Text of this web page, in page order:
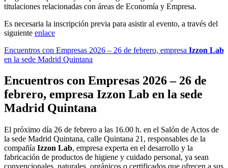
titulaciones relacionadas con áreas de Economía y Empresa.
Es necesaria la inscripción previa para asistir al evento, a través del
siguiente enlace
Encuentros con Empresas 2026 – 26 de febrero, empresa Izzon Lab
en la sede Madrid Quintana
Encuentros con Empresas 2026 – 26 de
febrero, empresa Izzon Lab en la sede
Madrid Quintana
El próximo día 26 de febrero a las 16.00 h. en el Salón de Actos de
la sede Madrid Quintana, calle Quintana 21, responsables de la
compañía Izzon Lab, empresa experta en el desarrollo y la
fabricación de productos de higiene y cuidado personal, ya sean